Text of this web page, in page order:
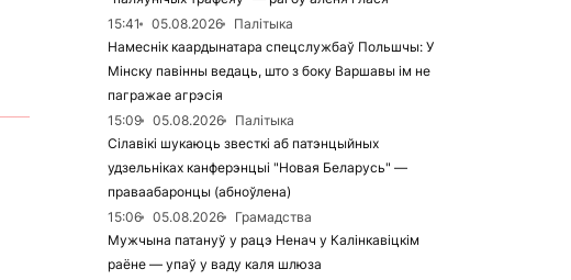
15:41
05.08.2026
Палітыка
Намеснік каардынатара спецслужбаў Польшчы: У
Мінску павінны ведаць, што з боку Варшавы ім не
пагражае агрэсія
15:09
05.08.2026
Палітыка
Сілавікі шукаюць звесткі аб патэнцыйных
удзельніках канферэнцыі "Новая Беларусь" —
праваабаронцы (абноўлена)
15:06
05.08.2026
Грамадства
Мужчына патануў у рацэ Ненач у Калінкавіцкім
раёне — упаў у ваду каля шлюза